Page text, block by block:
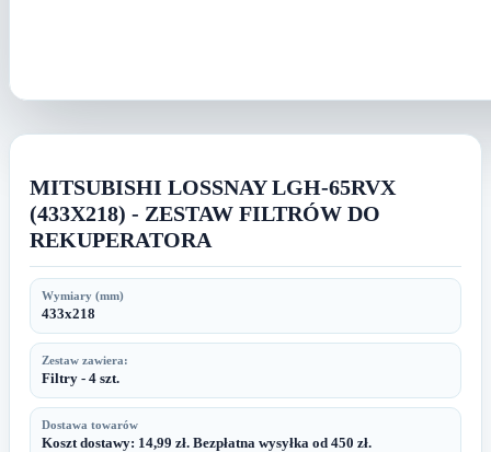
MITSUBISHI LOSSNAY LGH-65RVX
(433X218) - ZESTAW FILTRÓW DO
REKUPERATORA
Wymiary (mm)
433x218
Zestaw zawiera:
Filtry - 4 szt.
Dostawa towarów
Koszt dostawy: 14,99 zł. Bezpłatna wysyłka od 450 zł.